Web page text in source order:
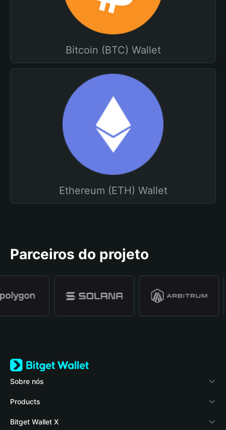
Bitcoin (BTC) Wallet
Ethereum (ETH) Wallet
Parceiros do projeto
Sobre nós
Bitget Wallet
Blog
Products
Crypto Card
Bitget Wallet X